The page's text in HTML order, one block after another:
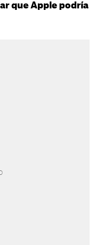
que Apple podría